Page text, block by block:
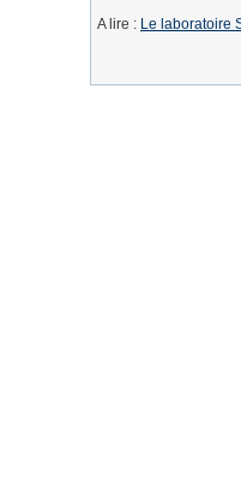
A lire : Le laboratoire